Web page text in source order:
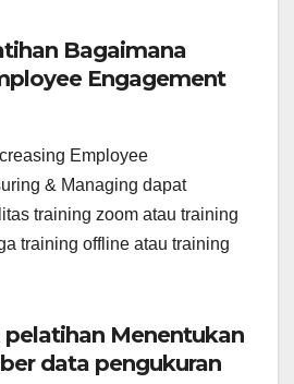
Bagaimana
Engagement
Employee
& Managing dapat
training zoom atau training
training offline atau training
pelatihan Menentukan
data pengukuran